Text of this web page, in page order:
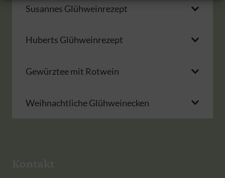
Susannes Glühweinrezept
Huberts Glühweinrezept
Gewürztee mit Rotwein
Weihnachtliche Glühweinecken